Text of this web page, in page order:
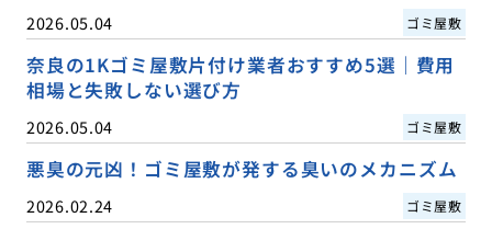
2026.05.04 ゴミ屋敷
奈良の1Kゴミ屋敷片付け業者おすすめ5選｜費用
相場と失敗しない選び方
2026.05.04 ゴミ屋敷
悪臭の元凶！ゴミ屋敷が発する臭いのメカニズム
2026.02.24 ゴミ屋敷